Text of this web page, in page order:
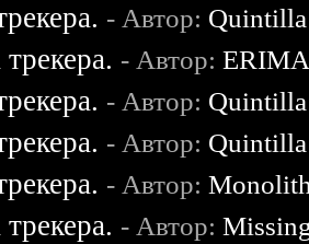
- Автор: Quintilla
- Автор:
- Автор: Quintilla
- Автор: Quintilla
- Автор:
- Автор: